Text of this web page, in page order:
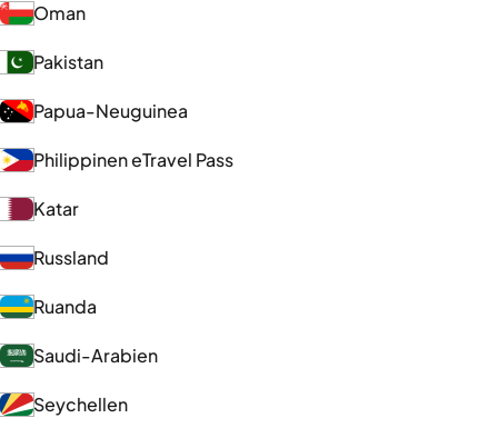
Oman
Pakistan
Papua-Neuguinea
Philippinen eTravel Pass
Katar
Russland
Ruanda
Saudi-Arabien
Seychellen